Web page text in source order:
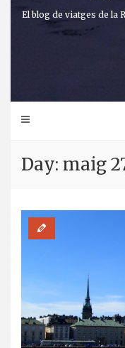
El blog de viatges de la
Day: maig